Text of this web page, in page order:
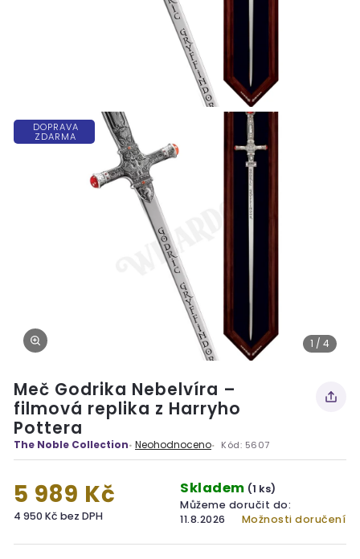
DOPRAVA
ZDARMA
1 / 4
Meč Godrika Nebelvíra –
filmová replika z Harryho
Pottera
The Noble Collection Neohodnoceno Kód: 5607
5 989 Kč
4 950 Kč bez DPH
Skladem (1 ks)
Můžeme doručit do:
11.8.2026
Možnosti doručení